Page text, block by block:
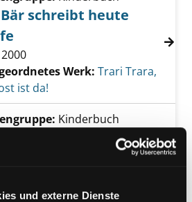
und externe Dienste
schreibt heute
2000
Werk: Trari Trara,
ist da!
Kinderbuch
Bär schreibt heute
Werk: Trari Trara,